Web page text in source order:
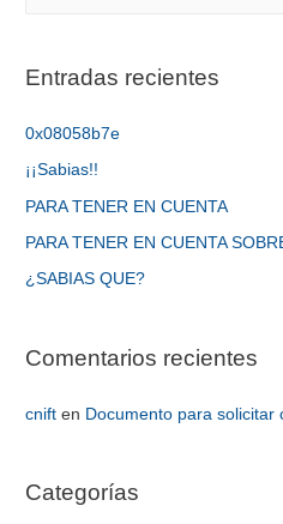
Entradas recientes
0x08058b7e
¡¡Sabias!!
PARA TENER EN CUENTA
PARA TENER EN CUENTA
¿SABIAS QUE?
Comentarios recientes
cnift en Documento para solicitar
Categorías